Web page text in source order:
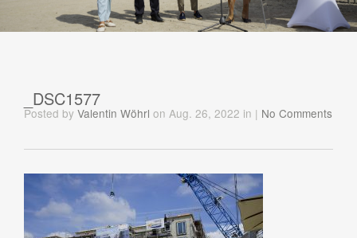
_DSC1577
Posted by Valentin Wöhrl on Aug. 26, 2022 in | No Comments